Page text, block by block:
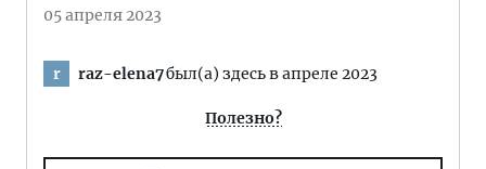
05 апреля 2023
r raz-elena7был(а) здесь в апреле 2023
Полезно?